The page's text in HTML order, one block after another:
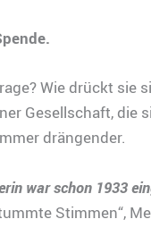
Wie drückt sie
Gesellschaft, die
drängender.
war schon 1933
Stimmen“,